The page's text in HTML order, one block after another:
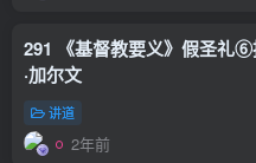
291 《基督教要义》假圣礼
·加尔文
讲道
2年前